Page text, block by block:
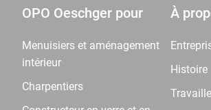
OPO Oeschger pour
Menuisiers et aménagement
intérieur
Charpentiers
À
Histoire